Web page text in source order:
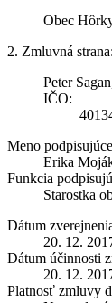
Obec
2. Zmluvná strana:
Peter
IČO:
Meno
Erika
Funkcia
Starostka
Dátum
20. 12.
Dátum účinnosti
20. 12.
Platnosť zmluvy